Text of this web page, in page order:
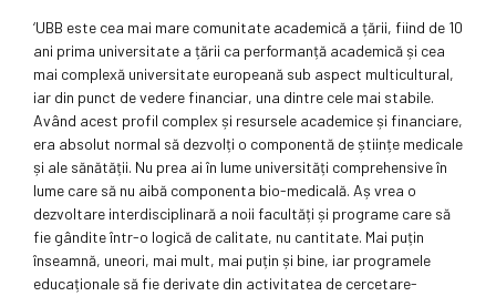
‘UBB este cea mai mare comunitate academică a țării, fiind de 10
ani prima universitate a țării ca performanță academică și cea
mai complexă universitate europeană sub aspect multicultural,
iar din punct de vedere financiar, una dintre cele mai stabile.
Având acest profil complex și resursele academice și financiare,
era absolut normal să dezvolți o componentă de științe medicale
și ale sănătății. Nu prea ai în lume universități comprehensive în
lume care să nu aibă componenta bio-medicală. Aș vrea o
dezvoltare interdisciplinară a noii facultăți și programe care să
fie gândite într-o logică de calitate, nu cantitate. Mai puțin
înseamnă, uneori, mai mult, mai puțin și bine, iar programele
educaționale să fie derivate din activitatea de cercetare-